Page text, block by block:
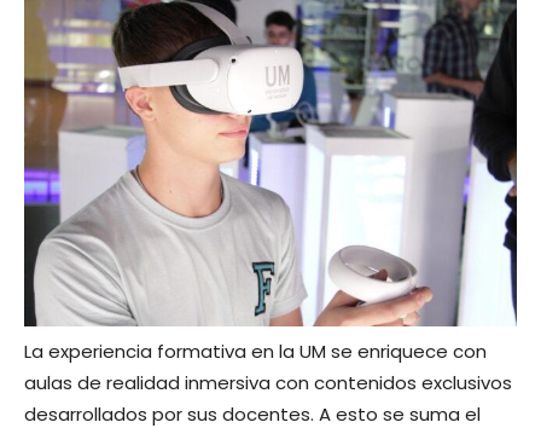
La experiencia formativa en la UM se enriquece con
aulas de realidad inmersiva con contenidos exclusivos
desarrollados por sus docentes. A esto se suma el